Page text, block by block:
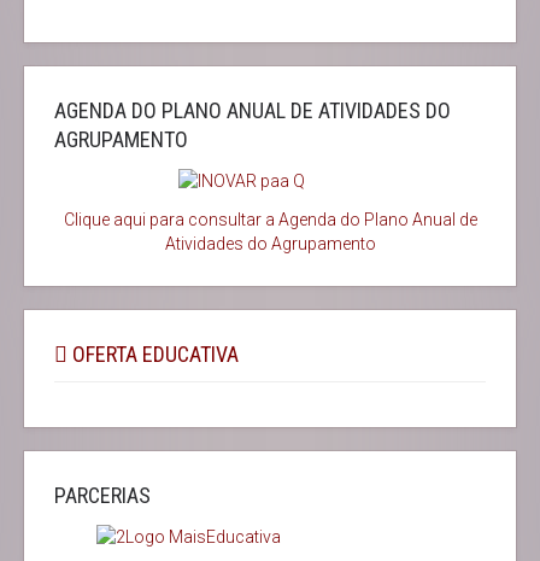
AGENDA DO PLANO ANUAL DE ATIVIDADES DO
AGRUPAMENTO
Clique aqui para consultar a Agenda do Plano Anual de
Atividades do Agrupamento
OFERTA EDUCATIVA
PARCERIAS